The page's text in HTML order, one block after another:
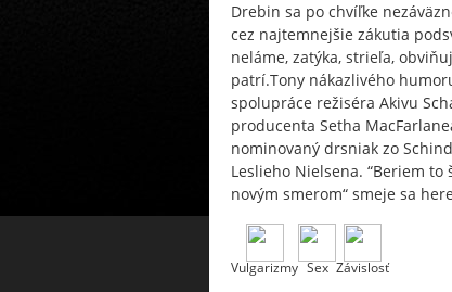
Drebin sa po chvíľke
cez najtemnejšie zákutia
neláme, zatýka, strieľa,
patrí.Tony nákazlivého
spolupráce režiséra Akivu
producenta Setha
nominovaný drsniak zo
Leslieho Nielsena. “Beriem
novým smerom“ smeje sa
Vulgarizmy Sex Závislosť